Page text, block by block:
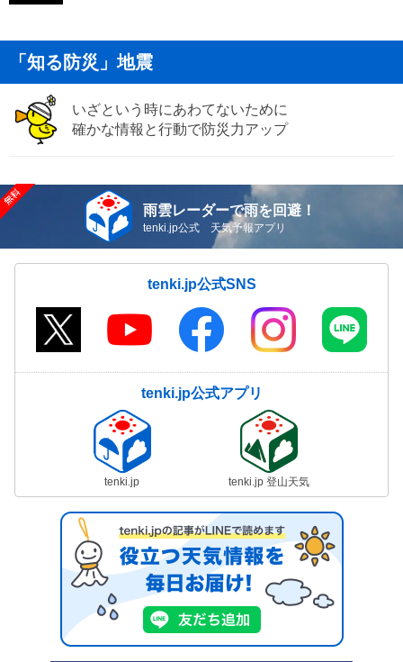
「知る防災」地震
いざという時にあわてないために
確かな情報と行動で防災力アップ
雨雲レーダーで雨を回避！
tenki.jp公式 天気予報アプリ
tenki.jp公式SNS
tenki.jp公式アプリ
tenki.jp tenki.jp 登山天気